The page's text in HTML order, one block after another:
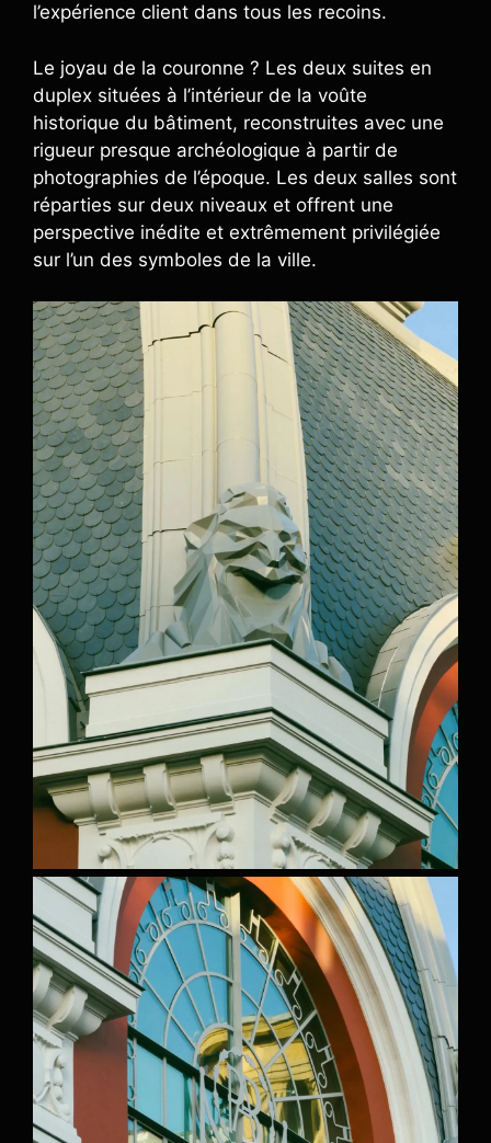
l’expérience client dans tous les recoins.
Le joyau de la couronne ? Les deux suites en
duplex situées à l’intérieur de la voûte
historique du bâtiment, reconstruites avec une
rigueur presque archéologique à partir de
photographies de l’époque. Les deux salles sont
réparties sur deux niveaux et offrent une
perspective inédite et extrêmement privilégiée
sur l’un des symboles de la ville.